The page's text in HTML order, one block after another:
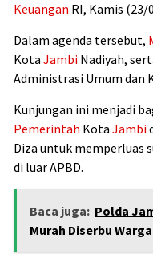
Keuangan RI, Kamis (23/
Dalam agenda tersebut,
Kota Jambi Nadiyah,
Administrasi Umum dan
Kunjungan ini menjadi
Pemerintah Kota Jambi
Diza untuk memperluas
di luar APBD.
Baca juga: Polda
Murah Diserbu Warga